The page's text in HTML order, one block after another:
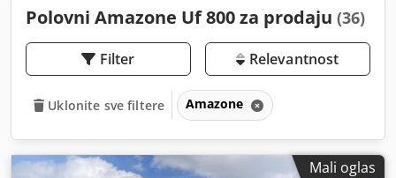
Polovni Amazone Uf 800 za prodaju (36)
Filter Relevantnost
Uklonite sve filtere Amazone
Mali oglas